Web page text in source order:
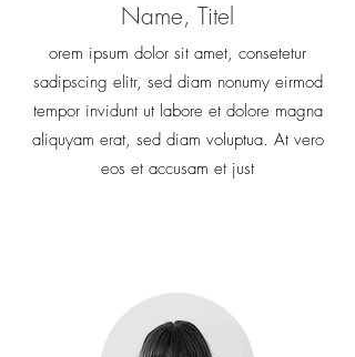
Name, Titel
orem ipsum dolor sit amet, consetetur
sadipscing elitr, sed diam nonumy eirmod
tempor invidunt ut labore et dolore magna
aliquyam erat, sed diam voluptua. At vero
eos et accusam et just